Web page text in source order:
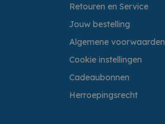
Retouren en Service
Jouw bestelling
Algemene voorwaarden
Cookie instellingen
Cadeaubonnen
Herroepingsrecht